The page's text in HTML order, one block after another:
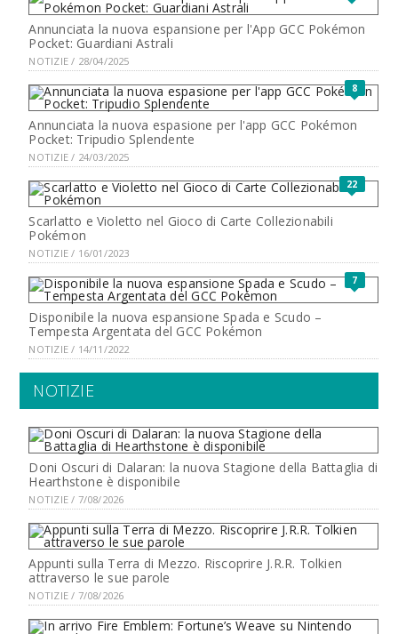
Annunciata la nuova espansione per l'App GCC Pokémon
Pocket: Guardiani Astrali
NOTIZIE / 28/04/2025
8
Annunciata la nuova espasione per l'app GCC Pokémon
Pocket: Tripudio Splendente
NOTIZIE / 24/03/2025
22
Scarlatto e Violetto nel Gioco di Carte Collezionabili
Pokémon
NOTIZIE / 16/01/2023
7
Disponibile la nuova espansione Spada e Scudo –
Tempesta Argentata del GCC Pokémon
NOTIZIE / 14/11/2022
NOTIZIE
Doni Oscuri di Dalaran: la nuova Stagione della Battaglia di
Hearthstone è disponibile
NOTIZIE / 7/08/2026
Appunti sulla Terra di Mezzo. Riscoprire J.R.R. Tolkien
attraverso le sue parole
NOTIZIE / 7/08/2026